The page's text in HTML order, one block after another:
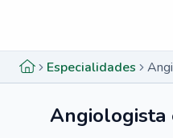
Especialidades
Angiologista